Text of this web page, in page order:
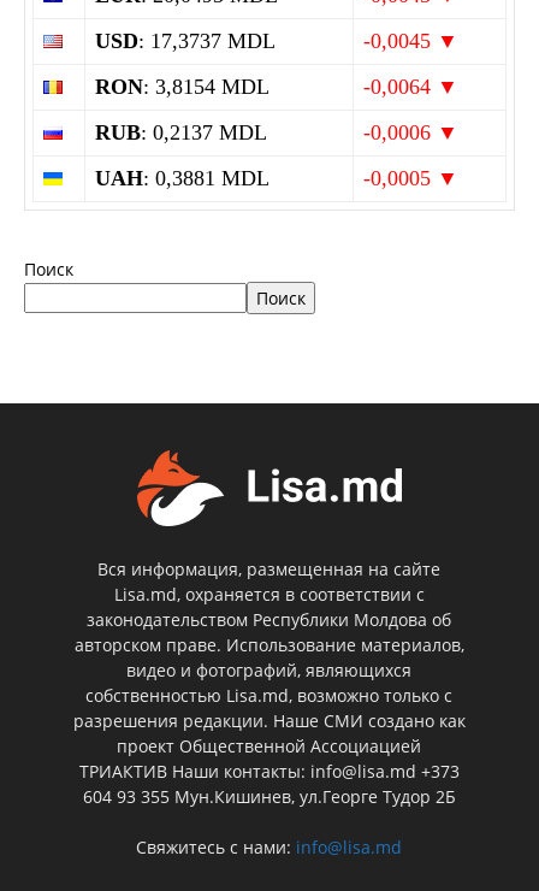
USD: 17,3737 MDL
-0,0045 ▼
RON: 3,8154 MDL
-0,0064 ▼
RUB: 0,2137 MDL
-0,0006 ▼
UAH: 0,3881 MDL -0,0005 ▼
Поиск
Поиск
Вся информация, размещенная на сайте
Lisa.md, охраняется в соответствии с
законодательством Республики Молдова об
авторском праве. Использование материалов,
видео и фотографий, являющихся
собственностью Lisa.md, возможно только с
разрешения редакции. Наше СМИ создано как
проект Общественной Ассоциацией
ТРИАКТИВ Наши контакты: info@lisa.md +373
604 93 355 Мун.Кишинев, ул.Георге Тудор 2Б
Свяжитесь с нами: info@lisa.md